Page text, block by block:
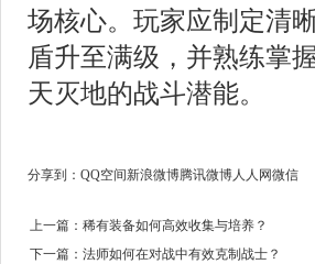
场核心。玩家应制定清
盾升至满级，并熟练掌
天灭地的战斗潜能。
分享到： QQ空间新浪微博腾讯微博人人网微信
上一篇：稀有装备如何高效收集与培养？
下一篇：法师如何在对战中有效克制战士？